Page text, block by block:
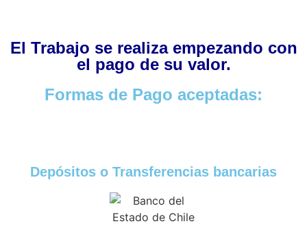
El Trabajo se realiza empezando con
el pago de su valor.
Formas de Pago aceptadas:
Depósitos o Transferencias bancarias